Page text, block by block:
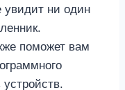
увидит ни один
поможет вам